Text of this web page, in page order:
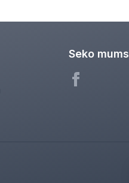
Seko mums